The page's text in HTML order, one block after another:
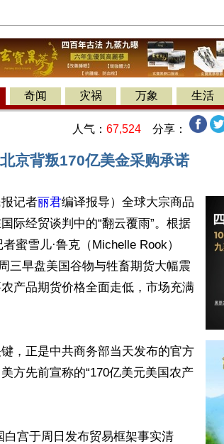
奇闻 灾祸 万象 生活
人气： 67,524 分享：
京背叛170亿美金采购承诺
报记者丽君编译报导）全球大宗商品
际经贸谈判中的“翻云覆雨”。根据
蜜雪儿·鲁克（Michelle Rook）
三早盘美国谷物与牲畜期货大幅震
产品期货价格全面走低，市场充满
，正是中共商务部当天发布的官方
方先前宣称的“170亿美元美国农产
宫于周日发布贸易框架事实清